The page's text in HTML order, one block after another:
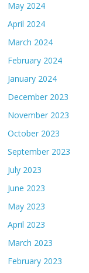
May 2024
April 2024
March 2024
February 2024
January 2024
December 2023
November 2023
October 2023
September 2023
July 2023
June 2023
May 2023
April 2023
March 2023
February 2023